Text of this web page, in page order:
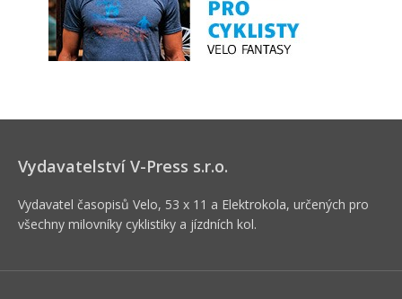
Vydavatelství V-Press s.r.o.
Vydavatel časopisů Velo, 53 x 11 a Elektrokola, určených pro
všechny milovníky cyklistiky a jízdních kol.